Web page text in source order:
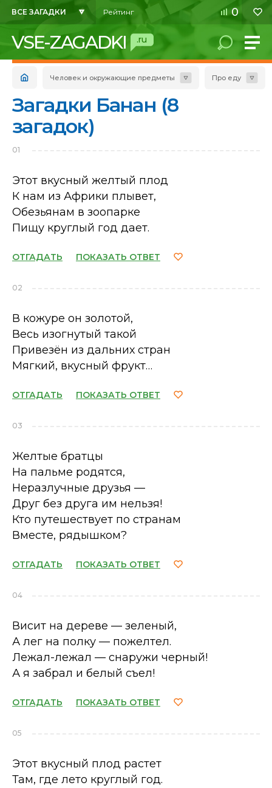
ВСЕ ЗАГАДКИ Рейтинг 0
VSE-ZAGADKI .ru
Человек и окружающие предметы Про еду
Загадки Банан (8
загадок)
01
Этот вкусный желтый плод
К нам из Африки плывет,
Обезьянам в зоопарке
Пищу круглый год дает.
ОТГАДАТЬ ПОКАЗАТЬ ОТВЕТ
02
В кожуре он золотой,
Весь изогнутый такой
Привезён из дальних стран
Мягкий, вкусный фрукт…
ОТГАДАТЬ ПОКАЗАТЬ ОТВЕТ
03
Желтые братцы
На пальме родятся,
Неразлучные друзья —
Друг без друга им нельзя!
Кто путешествует по странам
Вместе, рядышком?
ОТГАДАТЬ ПОКАЗАТЬ ОТВЕТ
04
Висит на дереве — зеленый,
А лег на полку — пожелтел.
Лежал-лежал — снаружи черный!
А я забрал и белый съел!
ОТГАДАТЬ ПОКАЗАТЬ ОТВЕТ
05
Этот вкусный плод растет
Там, где лето круглый год.